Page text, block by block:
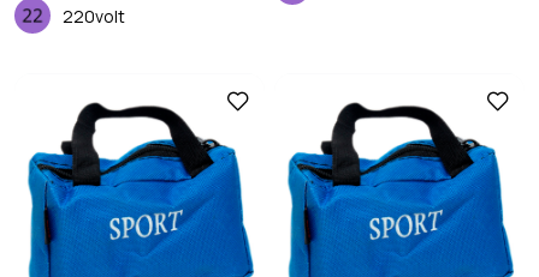
220volt